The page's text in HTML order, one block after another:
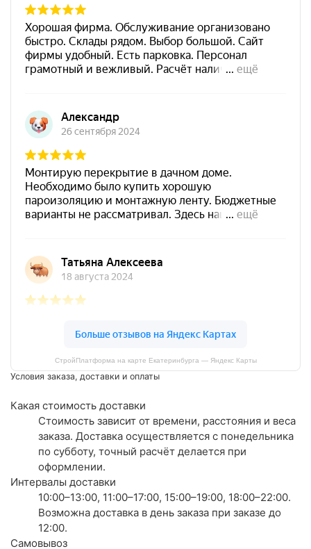
СтройПлатформа на карте Екатеринбурга — Яндекс Карты
Условия заказа, доставки и оплаты
Какая стоимость доставки
Стоимость зависит от времени, расстояния и веса
заказа. Доставка осуществляется с понедельника
по субботу, точный расчёт делается при
оформлении.
Интервалы доставки
10:00–13:00, 11:00–17:00, 15:00–19:00, 18:00–22:00.
Возможна доставка в день заказа при заказе до
12:00.
Самовывоз